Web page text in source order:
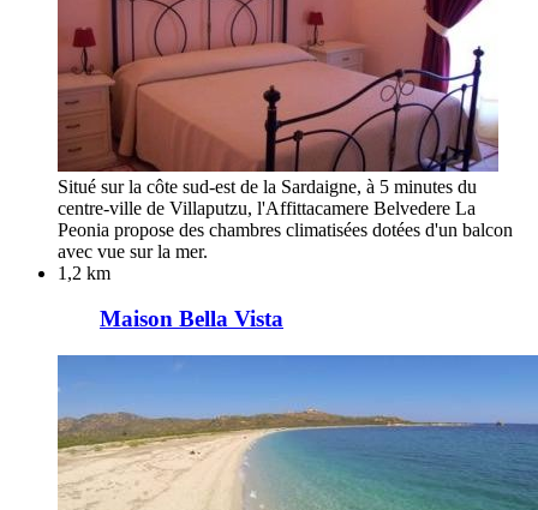
Situé sur la côte sud-est de la Sardaigne, à 5 minutes du
centre-ville de Villaputzu, l'Affittacamere Belvedere La
Peonia propose des chambres climatisées dotées d'un balcon
avec vue sur la mer.
1,2 km
Maison Bella Vista